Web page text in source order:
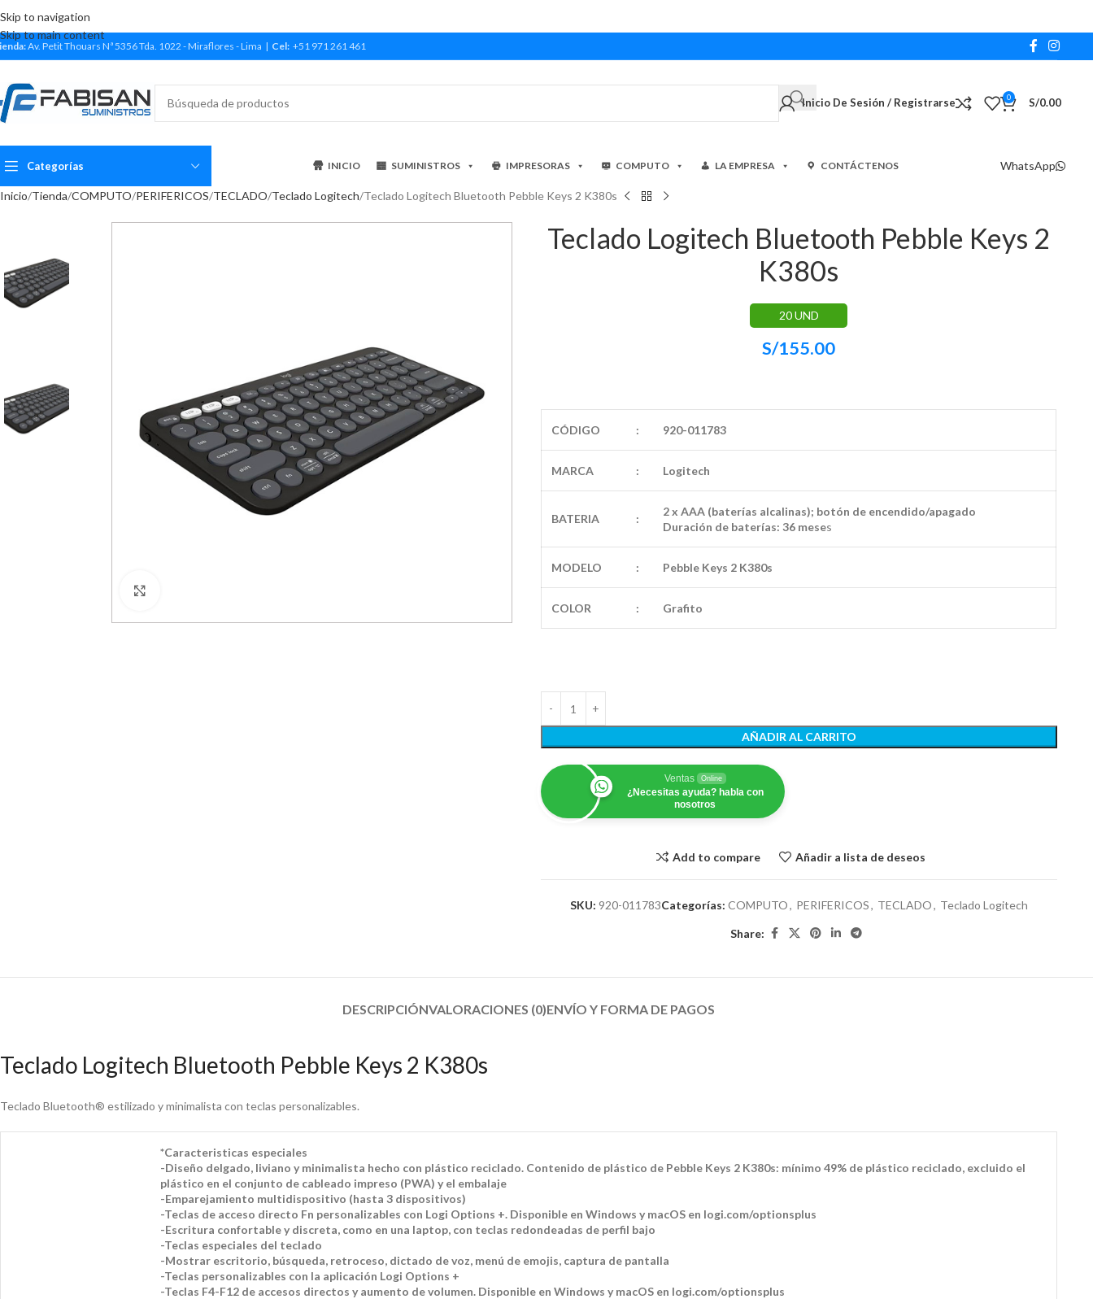
Skip to navigation
Skip to main content
Av. Petit Thouars Nª 5356 Tda. 1022 - Miraflores - Lima | Cel: +51 971 261 461
Inicio De Sesión / Registrarse 0 S/0.00
Categorías INICIO SUMINISTROS IMPRESORAS COMPUTO LA EMPRESA CONTÁCTENOS WhatsApp
Inicio Tienda COMPUTO PERIFERICOS TECLADO Teclado Logitech Teclado Logitech Bluetooth Pebble Keys 2 K380s
Teclado Logitech Bluetooth Pebble Keys 2
K380s
20 UND
S/155.00
CÓDIGO : 920-011783
MARCA : Logitech
BATERIA :
2 x AAA (baterías alcalinas); botón de encendido/apagado
Duración de baterías: 36 meses
MODELO : Pebble Keys 2 K380s
COLOR : Grafito
AÑADIR AL CARRITO
Ventas Online
¿Necesitas ayuda? habla con
nosotros
Add to compare Añadir a lista de deseos
SKU: 920-011783Categorías: COMPUTO, PERIFERICOS, TECLADO, Teclado Logitech
Share:
DESCRIPCIÓNVALORACIONES (0)ENVÍO Y FORMA DE PAGOS​
Teclado Logitech Bluetooth Pebble Keys 2 K380s
Teclado Bluetooth® estilizado y minimalista con teclas personalizables.
*Caracteristicas especiales
-Diseño delgado, liviano y minimalista hecho con plástico reciclado. Contenido de plástico de Pebble Keys 2 K380s: mínimo 49% de plástico reciclado, excluido el
plástico en el conjunto de cableado impreso (PWA) y el embalaje
-Emparejamiento multidispositivo (hasta 3 dispositivos)
-Teclas de acceso directo Fn personalizables con Logi Options +. Disponible en Windows y macOS en logi.com/optionsplus
-Escritura confortable y discreta, como en una laptop, con teclas redondeadas de perfil bajo
-Teclas especiales del teclado
-Mostrar escritorio, búsqueda, retroceso, dictado de voz, menú de emojis, captura de pantalla
-Teclas personalizables con la aplicación Logi Options +
-Teclas F4-F12 de accesos directos y aumento de volumen. Disponible en Windows y macOS en logi.com/optionsplus